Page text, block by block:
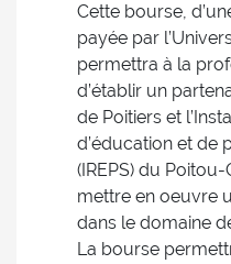
Cette bourse,
payée par
permettra à la
d’établir un
de Poitiers et
d’éducation et de
(IREPS) du
mettre en oeuvre
dans le domaine
La bourse